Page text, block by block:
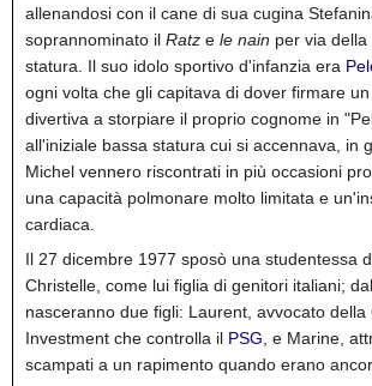
allenandosi con il cane di sua cugina
soprannominato il Ratz e le nain per via della
statura.
Il suo idolo sportivo d'infanzia era
ogni volta che gli capitava di dover firmare
divertiva a storpiare il proprio cognome in
all'iniziale bassa statura cui si accennava, in
Michel vennero riscontrati in più occasioni
una capacità polmonare molto limitata e
cardiaca.
Il 27 dicembre 1977 sposò una studentessa
Christelle, come lui figlia di genitori italiani;
nasceranno due figli: Laurent, avvocato della
Investment che controlla il PSG e Marine,
scampati a un rapimento quando erano